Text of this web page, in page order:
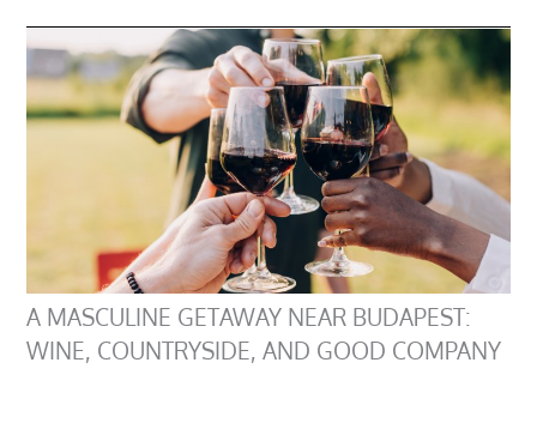
A MASCULINE GETAWAY NEAR BUDAPEST:
WINE, COUNTRYSIDE, AND GOOD COMPANY